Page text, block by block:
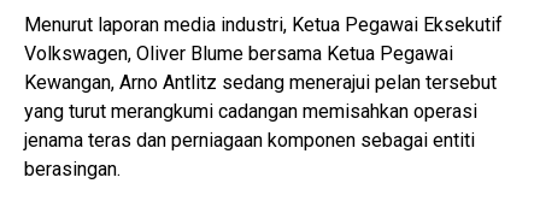
Menurut laporan media industri, Ketua Pegawai Eksekutif
Volkswagen, Oliver Blume bersama Ketua Pegawai
Kewangan, Arno Antlitz sedang menerajui pelan tersebut
yang turut merangkumi cadangan memisahkan operasi
jenama teras dan perniagaan komponen sebagai entiti
berasingan.